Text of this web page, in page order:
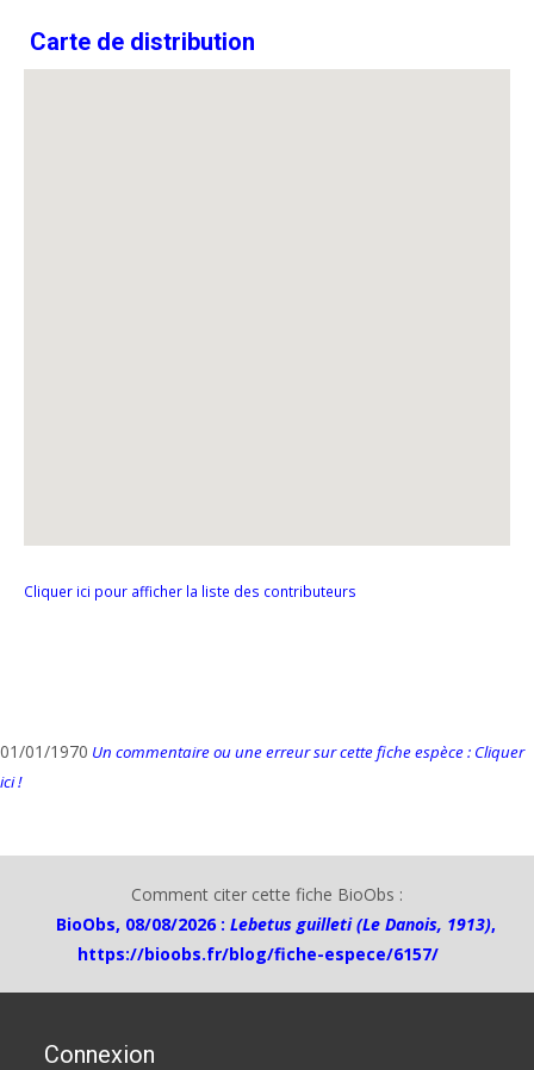
Carte de distribution
Cliquer ici pour afficher la liste des contributeurs
01/01/1970 Un commentaire ou une erreur sur cette fiche espèce : Cliquer
ici !
Comment citer cette fiche BioObs :
BioObs, 08/08/2026 : Lebetus guilleti (Le Danois, 1913),
https://bioobs.fr/blog/fiche-espece/6157/
Connexion